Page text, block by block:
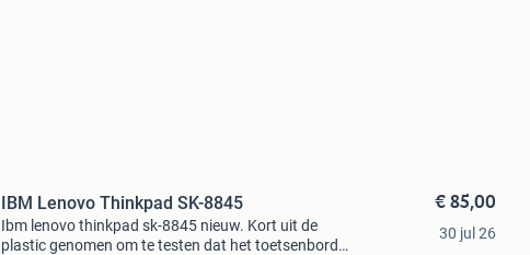
IBM Lenovo Thinkpad SK-8845
Ibm lenovo thinkpad sk-8845 nieuw. Kort uit de
plastic genomen om te testen dat het toetsenbord
€ 85,00
30 jul 26